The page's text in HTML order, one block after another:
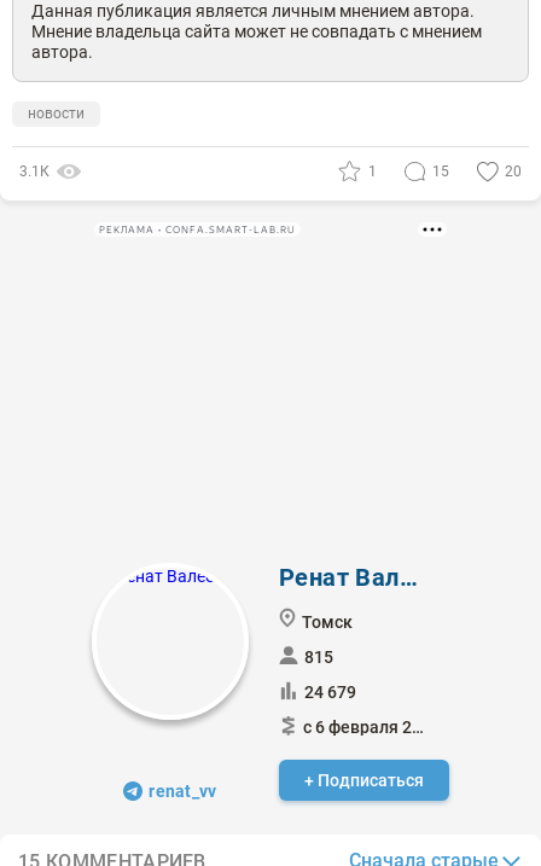
Данная публикация является личным мнением автора.
Мнение владельца сайта может не совпадать с мнением
автора.
новости
3.1К 1 15 20
РЕКЛАМА • CONFA.SMART-LAB.RU
renat_vv
Ренат Валеев
Томск
815
24 679
с 6 февраля 2011
+ Подписаться
15 КОММЕНТАРИЕВ Сначала старые